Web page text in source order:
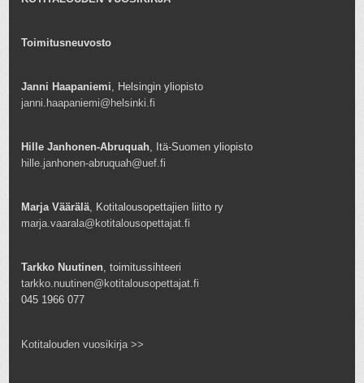
Toimitusneuvosto
Janni Haapaniemi, Helsingin yliopisto
janni.haapaniemi@helsinki.fi
Hille Janhonen-Abruquah, Itä-Suomen yliopisto
hille.janhonen-abruquah@uef.fi
Marja Väärälä, Kotitalousopettajien liitto ry
marja.vaarala@kotitalousopettajat.fi
Tarkko Nuutinen, toimitussihteeri
tarkko.nuutinen@kotitalousopettajat.fi
045 1966 077
Kotitalouden vuosikirja >>